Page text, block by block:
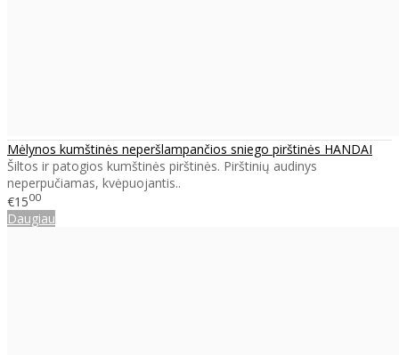
Mėlynos kumštinės neperšlampančios sniego pirštinės HANDAI
Šiltos ir patogios kumštinės pirštinės. Pirštinių audinys
neperpučiamas, kvėpuojantis..
€1500
Daugiau